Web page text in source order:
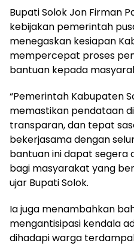
Bupati Solok Jon Firman
kebijakan pemerintah
menegaskan kesiapan
mempercepat proses
bantuan kepada
“Pemerintah Kabupaten
memastikan pendataan
transparan, dan tepat
bekerjasama dengan
bantuan ini dapat segera
bagi masyarakat yang
ujar Bupati Solok.
Ia juga menambahkan
mengantisipasi kendala
dihadapi warga